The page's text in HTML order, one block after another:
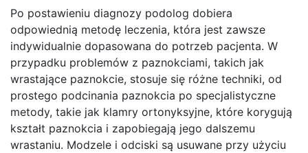
Po postawieniu diagnozy podolog dobiera
odpowiednią metodę leczenia, która jest zawsze
indywidualnie dopasowana do potrzeb pacjenta. W
przypadku problemów z paznokciami, takich jak
wrastające paznokcie, stosuje się różne techniki, od
prostego podcinania paznokcia po specjalistyczne
metody, takie jak klamry ortonyksyjne, które korygują
kształt paznokcia i zapobiegają jego dalszemu
wrastaniu. Modzele i odciski są usuwane przy użyciu